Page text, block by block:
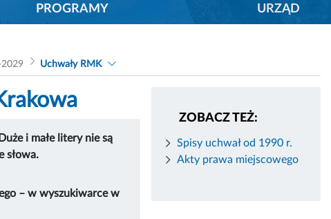
PROGRAMY
URZĄD
2029 Uchwały RMK
ZOBACZ TEŻ:
Spisy uchwał od 1990 r.
Akty prawa miejscowego
i małe litery nie są
słowa.
– w wyszukiwarce w